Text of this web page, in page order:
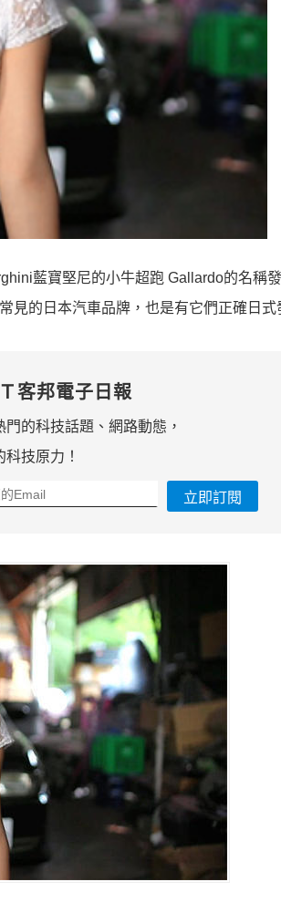
藍寶堅尼的小牛超跑 Gallardo的名稱
見的日本汽車品牌，也是有它們正確日式
客邦電子日報
門的科技話題、網路動態，
技原力！
立即訂閱